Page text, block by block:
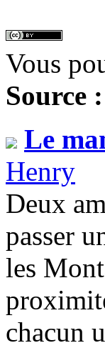
Vous
Source :
Le
Henry
Deux
passer
les
chacun